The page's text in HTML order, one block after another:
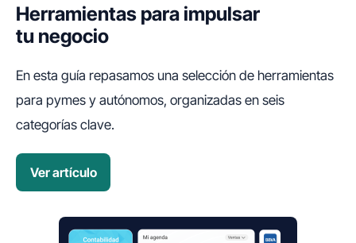
Herramientas para impulsar
tu negocio
En esta guía repasamos una selección de herramientas
para pymes y autónomos, organizadas en seis
categorías clave.
Ver artículo